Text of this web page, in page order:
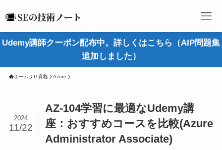
Udemy講師クーポン配布中。詳しくはこちら（AIP問題集
追加しました）
ホーム IT資格 Azure
AZ-104学習に最適なUdemy講
座：おすすめコースを比較(Azure
Administrator Associate)
2024
11/22